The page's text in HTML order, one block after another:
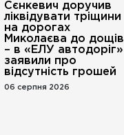
Сєнкевич доручив
ліквідувати тріщини
на дорогах
Миколаєва до дощів
– в «ЕЛУ автодоріг»
заявили про
відсутність грошей
06 серпня 2026